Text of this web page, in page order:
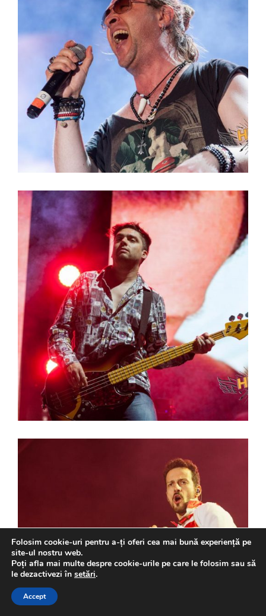
Folosim cookie-uri pentru a-ți oferi cea mai bună experiență pe
site-ul nostru web.
Poți afla mai multe despre cookie-urile pe care le folosim sau să
le dezactivezi în setări.
Accept